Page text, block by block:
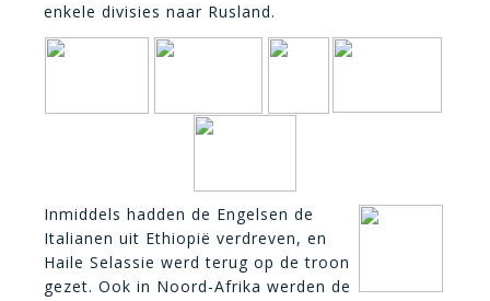
enkele divisies naar Rusland.
Inmiddels hadden de Engelsen de
Italianen uit Ethiopië verdreven, en
Haile Selassie werd terug op de troon
gezet. Ook in Noord-Afrika werden de